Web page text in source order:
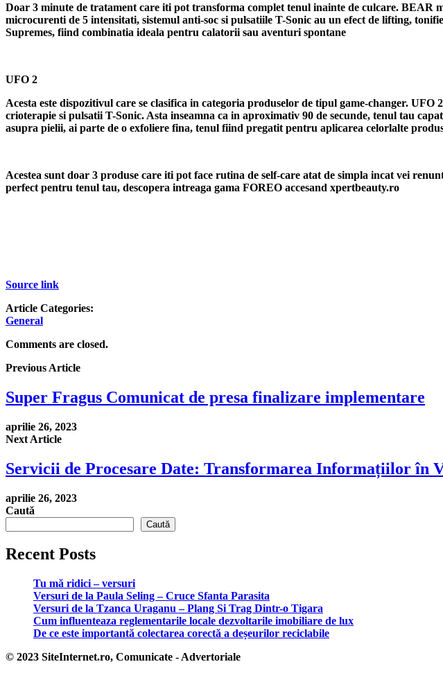
Doar 3 minute de tratament care iti pot transforma complet tenul inainte de culcare. BEAR
microcurenti de 5 intensitati, sistemul anti-soc si pulsatiile T-Sonic au un efect de lifting,
Supremes, fiind combinatia ideala pentru calatorii sau aventuri spontane
UFO 2
Acesta este dispozitivul care se clasifica in categoria produselor de tipul game-changer.
crioterapie si pulsatii T-Sonic. Asta inseamna ca in aproximativ 90 de secunde, tenul tau
asupra pielii, ai parte de o exfoliere fina, tenul fiind pregatit pentru aplicarea celorlalte
Acestea sunt doar 3 produse care iti pot face rutina de self-care atat de simpla incat vei
perfect pentru tenul tau, descopera intreaga gama FOREO accesand xpertbeauty.ro
Source link
Article Categories:
General
Comments are closed.
Previous Article
Super Fragus Comunicat de presa finalizare implementare
aprilie 26, 2023
Next Article
Servicii de Procesare Date: Transformarea Informațiilor în
aprilie 26, 2023
Caută
Caută
Recent Posts
Tu mă ridici – versuri
Versuri de la Paula Seling – Cruce Sfanta Parasita
Versuri de la Tzanca Uraganu – Plang Si Trag Dintr-o Tigara
Cum influenteaza reglementarile locale dezvoltarile imobiliare de lux
De ce este importantă colectarea corectă a deșeurilor reciclabile
© 2023 SiteInternet.ro, Comunicate - Advertoriale